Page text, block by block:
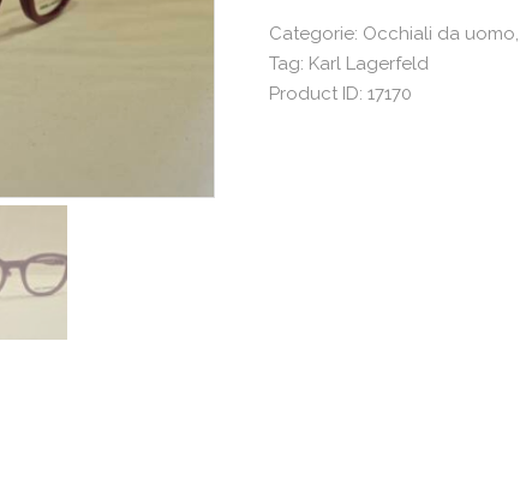
Categorie: Occhiali da uomo
Tag: Karl Lagerfeld
Product ID: 17170